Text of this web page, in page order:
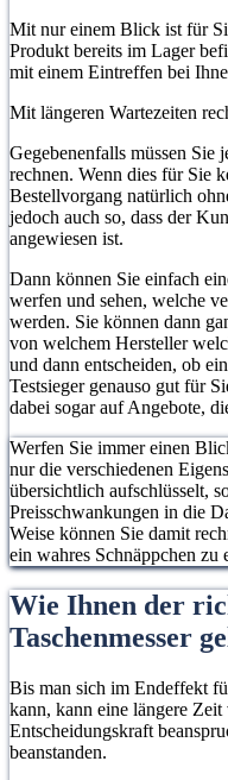
Mit nur einem Blick ist für
Produkt bereits im Lager
mit einem Eintreffen bei
Mit längeren Wartezeiten
Gegebenenfalls müssen Sie
rechnen. Wenn dies für Sie
Bestellvorgang natürlich
jedoch auch so, dass der
angewiesen ist.
Dann können Sie einfach
werfen und sehen, welche
werden. Sie können dann
von welchem Hersteller
und dann entscheiden, ob
Testsieger genauso gut für
dabei sogar auf Angebote,
Werfen Sie immer einen
nur die verschiedenen
übersichtlich aufschlüsselt,
Preisschwankungen in die
Weise können Sie damit
ein wahres Schnäppchen zu
Wie Ihnen der
Taschenmesser
Bis man sich im Endeffekt
kann, kann eine längere Zeit
Entscheidungskraft
beanstanden.